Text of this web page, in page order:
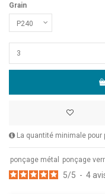
Grain
La quantité minimale pour
ponçage métal ponçage
5/5 - 4